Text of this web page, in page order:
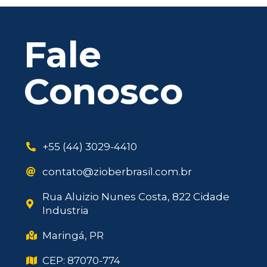
Fale
Conosco
+55 (44) 3029-4410
contato@zioberbrasil.com.br
Rua Aluizio Nunes Costa, 822 Cidade
Industria
Maringá, PR
CEP: 87070-774